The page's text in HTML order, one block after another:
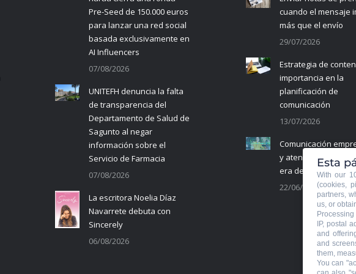
Pre-Seed de 150.000 euros
para lanzar una red social
basada exclusivamente en
AI Influencers
07/08/2026
UNITEFH denuncia la falta
de transparencia del
Departamento de Salud de
Sagunto al negar
información sobre el
Servicio de Farmacia
07/08/2026
La escritora Noelia Díaz
Navarrete debuta con
Sincerely
06/08/2026
cuando el mensaje
más que el envío
29/07/2026
Estrategia de
importancia en la
planificación de
comunicación
13/07/2026
Comunicación
y atención al cliente
era de la IA
22/06/2026
Esta
With our
(cookies,
partners,
us, or
IP, postal
and
and
them,
You can